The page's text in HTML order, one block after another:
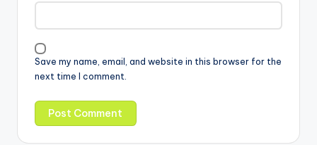
Save my name, email, and website in this browser for the
next time I comment.